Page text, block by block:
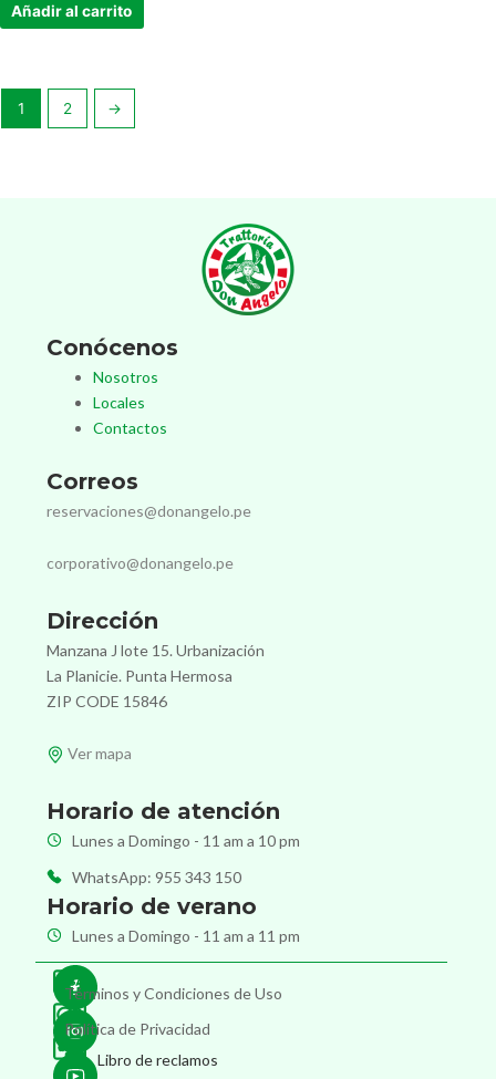
Añadir al carrito
1 2 →
Conócenos
Nosotros
Locales
Contactos
Correos
reservaciones@donangelo.pe
corporativo@donangelo.pe
Dirección
Manzana J lote 15. Urbanización
La Planicie. Punta Hermosa
ZIP CODE 15846
Ver mapa
Horario de atención
Lunes a Domingo - 11 am a 10 pm
WhatsApp: 955 343 150
Horario de verano
Lunes a Domingo - 11 am a 11 pm
Términos y Condiciones de Uso
Política de Privacidad
Libro de reclamos